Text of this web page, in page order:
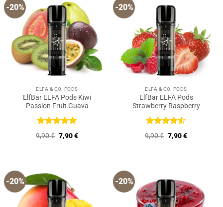
-20%
ELFA & CO. PODS
ElfBar ELFA Pods Kiwi
Passion Fruit Guava
Bewertet
mit 5 von
9,90€ Ursprünglicher
Preis
7,90€Aktueller
-20%
ELFA & CO. PODS
ElfBar ELFA Pods
Strawberry Raspberry
Bewertet
mit 4.5
9,90€ Ursprünglicher
Preis
7,90€Aktueller
-20% -20%